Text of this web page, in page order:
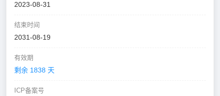
2023-08-31
结束时间
2031-08-19
有效期
剩余 1838 天
ICP备案号